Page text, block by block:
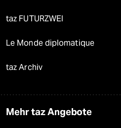
taz FUTURZWEI
Le Monde diplomatique
taz Archiv
Mehr taz Angebote